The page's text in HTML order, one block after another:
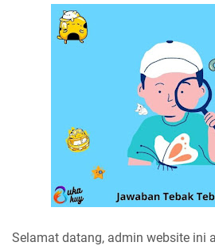
Selamat datang, admin website ini